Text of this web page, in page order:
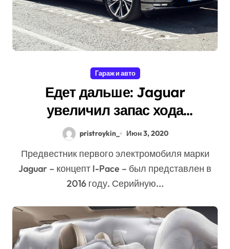
Гараж и авто
Едет дальше: Jaguar
увеличил запас хода
электрокроссовера I-Pace
pristroykin_ Июн 3, 2020
Предвестник первого электромобиля марки
Jaguar – концепт I-Pace – был представлен в
2016 году. Серийную...